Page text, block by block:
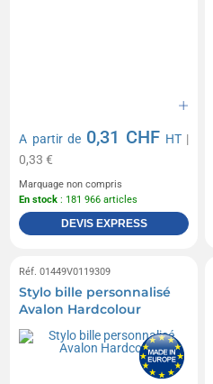
A partir de 0,31 CHF HT|
0,33 €
Marquage non compris
En stock : 181 966 articles
DEVIS EXPRESS
Réf. 01449V0119309
Stylo bille personnalisé
Avalon Hardcolour